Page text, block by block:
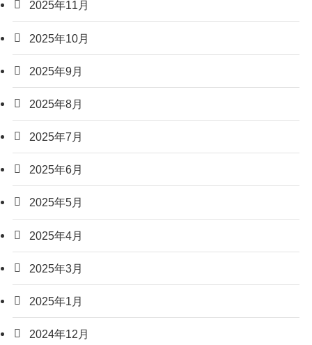
2025年11月
2025年10月
2025年9月
2025年8月
2025年7月
2025年6月
2025年5月
2025年4月
2025年3月
2025年1月
2024年12月